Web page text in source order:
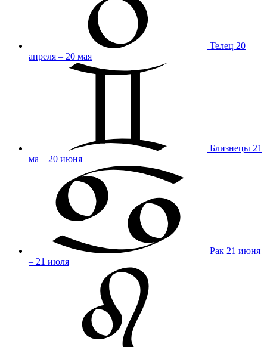
Телец 20
апреля – 20 мая
Близнецы 21
ма – 20 июня
Рак 21 июня
– 21 июля